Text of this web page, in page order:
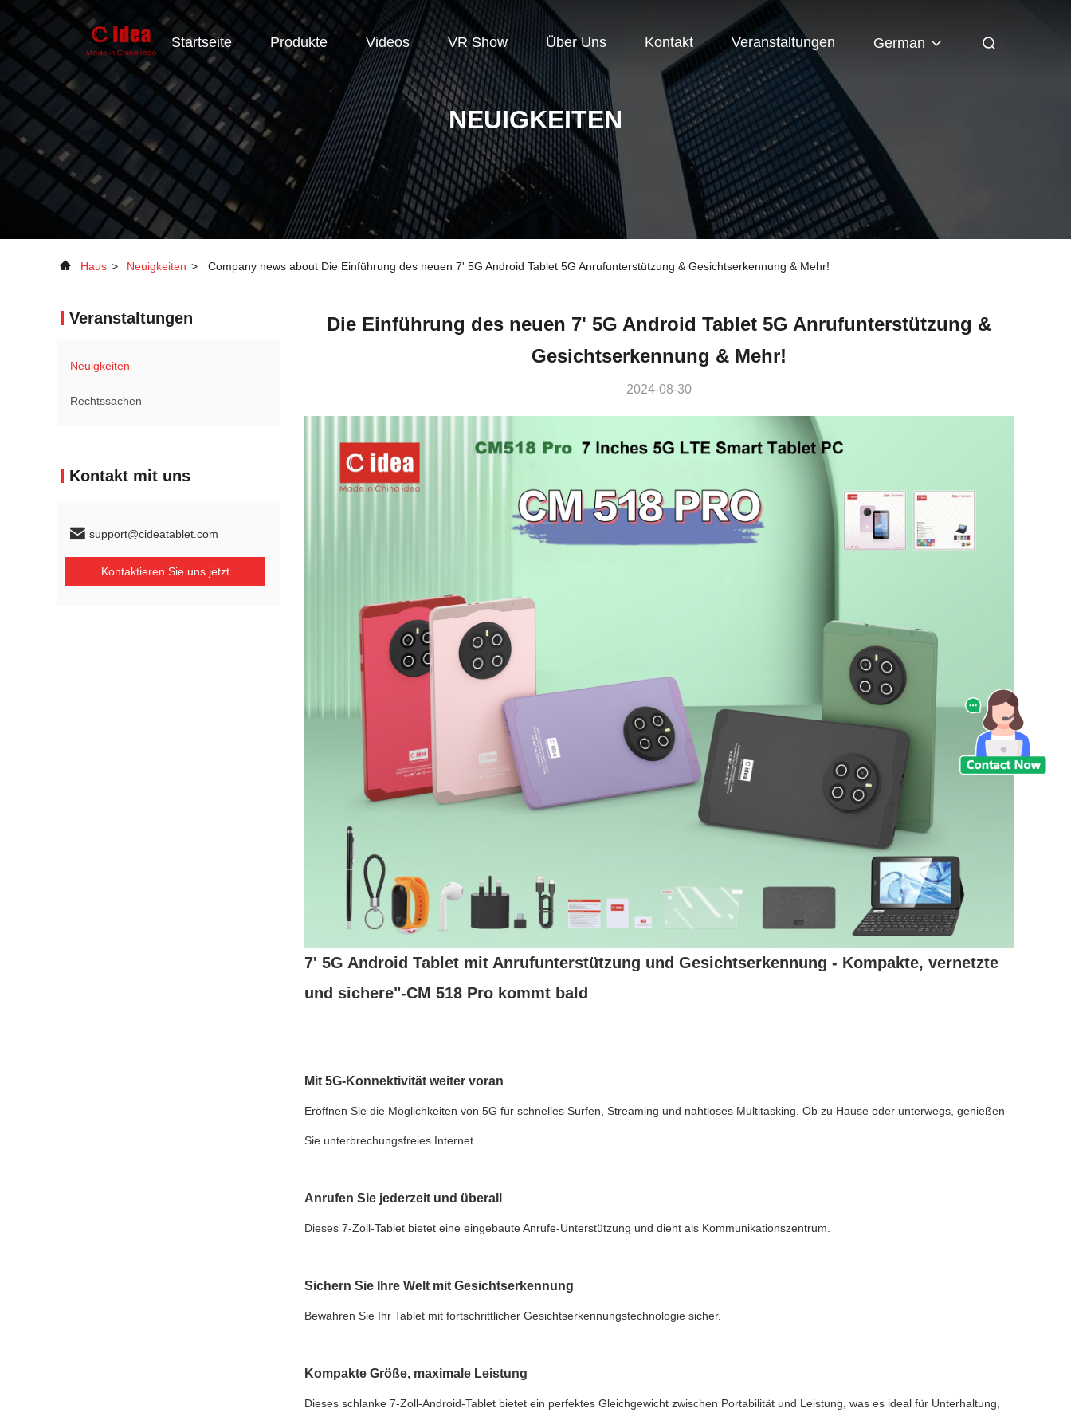
Startseite Produkte Videos VR Show Über Uns Kontakt Veranstaltungen German
NEUIGKEITEN
Haus > Neuigkeiten > Company news about Die Einführung des neuen 7' 5G Android Tablet 5G Anrufunterstützung & Gesichtserkennung & Mehr!
Veranstaltungen
Neuigkeiten
Rechtssachen
Kontakt mit uns
support@cideatablet.com
Kontaktieren Sie uns jetzt
Die Einführung des neuen 7' 5G Android Tablet 5G Anrufunterstützung &
Gesichtserkennung & Mehr!
2024-08-30
7' 5G Android Tablet mit Anrufunterstützung und Gesichtserkennung - Kompakte, vernetzte
und sichere"-CM 518 Pro kommt bald
Mit 5G-Konnektivität weiter voran
Eröffnen Sie die Möglichkeiten von 5G für schnelles Surfen, Streaming und nahtloses Multitasking. Ob zu Hause oder unterwegs, genießen
Sie unterbrechungsfreies Internet.
Anrufen Sie jederzeit und überall
Dieses 7-Zoll-Tablet bietet eine eingebaute Anrufe-Unterstützung und dient als Kommunikationszentrum.
Sichern Sie Ihre Welt mit Gesichtserkennung
Bewahren Sie Ihr Tablet mit fortschrittlicher Gesichtserkennungstechnologie sicher.
Kompakte Größe, maximale Leistung
Dieses schlanke 7-Zoll-Android-Tablet bietet ein perfektes Gleichgewicht zwischen Portabilität und Leistung, was es ideal für Unterhaltung,